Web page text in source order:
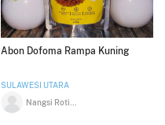
Abon Dofoma Rampa Kuning
SULAWESI UTARA